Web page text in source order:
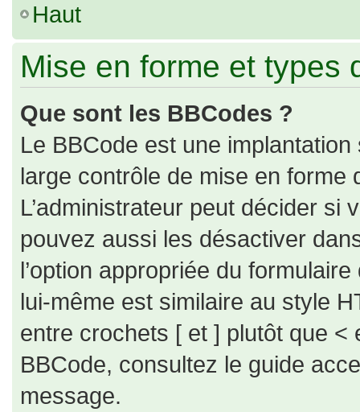
Haut
Mise en forme et types
Que sont les BBCodes ?
Le BBCode est une
large contrôle de mise en forme
L’administrateur peut décider
pouvez aussi les désactiver
l’option appropriée du
lui-même est similaire au style
entre crochets [ et ] plutôt que <
BBCode, consultez le guide
message.